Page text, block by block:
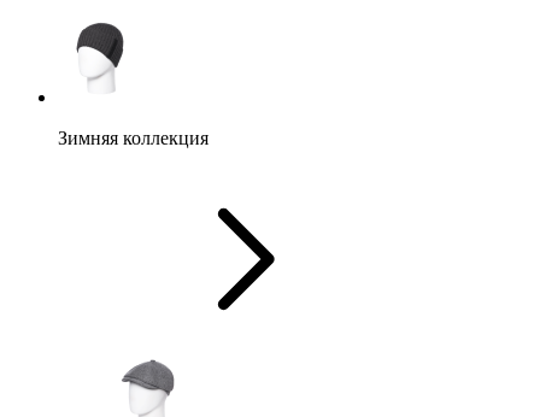
Зимняя коллекция